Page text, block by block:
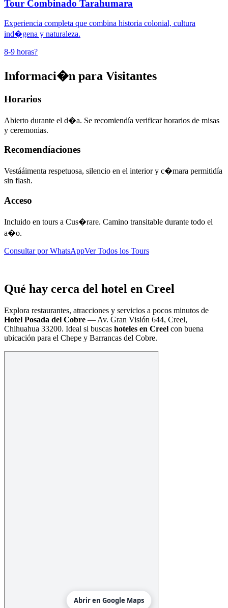
Tour Combinado Tarahumara
Experiencia completa que combina historia colonial, cultura
ind�gena y naturaleza.
8-9 horas?
Informaci�n para Visitantes
Horarios
Abierto durante el d�a. Se recomiendía verificar horarios de misas
y ceremonias.
Recomendíaciones
Vestááimenta respetuosa, silencio en el interior y c�mara permitidía
sin flash.
Acceso
Incluido en tours a Cus�rare. Camino transitable durante todo el
a�o.
Consultar por WhatsAppVer Todos los Tours
Qué hay cerca del hotel en Creel
Explora restaurantes, atracciones y servicios a pocos minutos de
Hotel Posada del Cobre — Av. Gran Visión 644, Creel,
Chihuahua 33200. Ideal si buscas hoteles en Creel con buena
ubicación para el Chepe y Barrancas del Cobre.